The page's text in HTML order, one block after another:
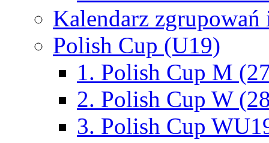
Kalendarz
Polish Cup (U19)
1. Polish Cup M
2. Polish Cup W
3. Polish Cup